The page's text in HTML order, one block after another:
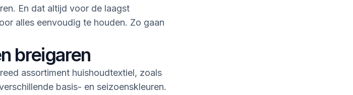
En dat altijd voor de laagst
alles eenvoudig te houden. Zo gaan
breigaren
assortiment huishoudtextiel, zoals
basis- en seizoenskleuren.